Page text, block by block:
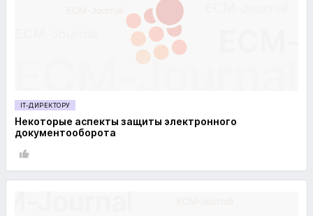
IT-ДИРЕКТОРУ
Некоторые аспекты защиты электронного
документооборота